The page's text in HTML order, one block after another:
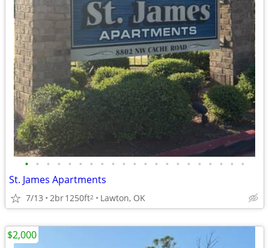
• • • • • • • • • • • • • • • • • • • • •
St. James Apartments
7/13 2br1250ft2 Lawton, OK
$2,000